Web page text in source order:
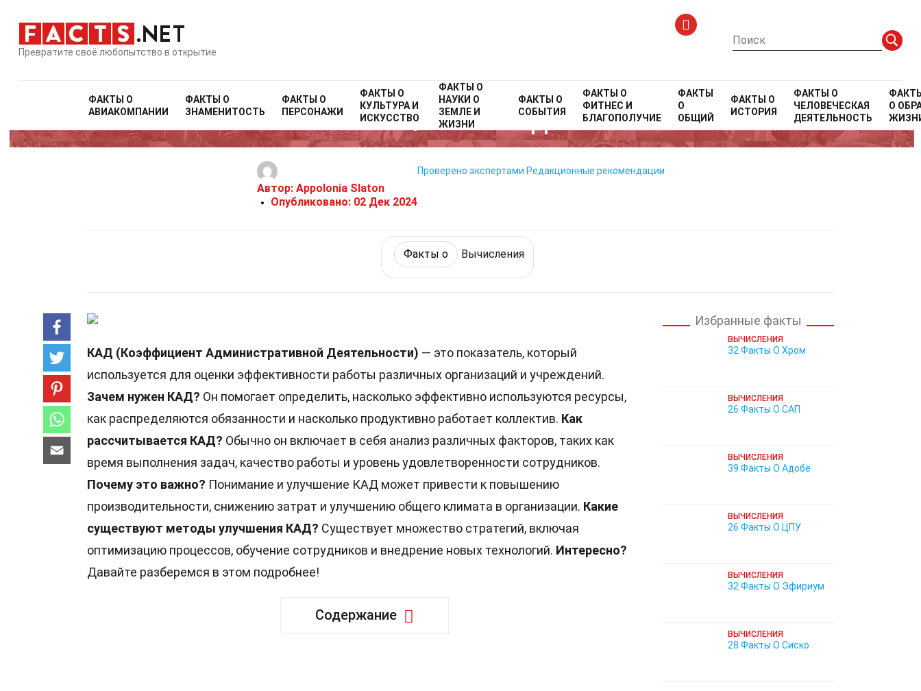
Превратите своё любопытство в открытие
ФАКТЫ О
АВИАКОМПАНИИ
ФАКТЫ О
ЗНАМЕНИТОСТЬ
ФАКТЫ О
ПЕРСОНАЖИ
ФАКТЫ О
КУЛЬТУРА И
ИСКУССТВО
ФАКТЫ О
НАУКИ О
ЗЕМЛЕ И
ЖИЗНИ
ФАКТЫ О
СОБЫТИЯ
ФАКТЫ О
ФИТНЕС И
БЛАГОПОЛУЧИЕ
ФАКТЫ
О
ОБЩИЙ
ФАКТЫ О
ИСТОРИЯ
ФАКТЫ О
ЧЕЛОВЕЧЕСКАЯ
ДЕЯТЕЛЬНОСТЬ
О
Home Факты оТехнологии и науки Факты о Вычисления
37 Факты О КАД
Автор: Appolonia Slaton
Опубликовано: 02 Дек 2024
Проверено экспертами Редакционные рекомендации
Факты о Вычисления
КАД (Коэффициент Административной Деятельности) — это показатель, который
используется для оценки эффективности работы различных организаций и учреждений.
Зачем нужен КАД? Он помогает определить, насколько эффективно используются ресурсы,
как распределяются обязанности и насколько продуктивно работает коллектив. Как
рассчитывается КАД? Обычно он включает в себя анализ различных факторов, таких как
время выполнения задач, качество работы и уровень удовлетворенности сотрудников.
Почему это важно? Понимание и улучшение КАД может привести к повышению
производительности, снижению затрат и улучшению общего климата в организации. Какие
существуют методы улучшения КАД? Существует множество стратегий, включая
оптимизацию процессов, обучение сотрудников и внедрение новых технологий. Интересно?
Давайте разберемся в этом подробнее!
Содержание
Избранные факты
ВЫЧИСЛЕНИЯ
32 Факты О Хром
ВЫЧИСЛЕНИЯ
26 Факты О САП
ВЫЧИСЛЕНИЯ
39 Факты О Адобе
ВЫЧИСЛЕНИЯ
26 Факты О ЦПУ
ВЫЧИСЛЕНИЯ
32 Факты О Эфириум
ВЫЧИСЛЕНИЯ
28 Факты О Сиско